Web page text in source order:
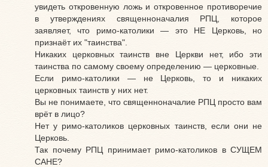
увидеть откровенную ложь и откровенное противоречие
в утверждениях священноначалия РПЦ, которое
заявляет, что римо-католики — это НЕ Церковь, но
признаёт их "таинства".
Никаких церковных таинств вне Церкви нет, ибо эти
таинства по самому своему определению — церковные.
Если римо-католики — не Церковь, то и никаких
церковных таинств у них нет.
Вы не понимаете, что священноначалие РПЦ просто вам
врёт в лицо?
Нет у римо-католиков церковных таинств, если они не
Церковь.
Так почему РПЦ принимает римо-католиков в СУЩЕМ
САНЕ?